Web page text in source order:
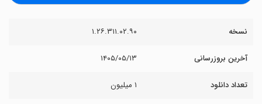
نسخه ۱.۲۶.۳۱۱.۰۲.۹۰
آخرین بروزرسانی ۱۴۰۵/۰۵/۱۳
تعداد دانلود ۱ میلیون